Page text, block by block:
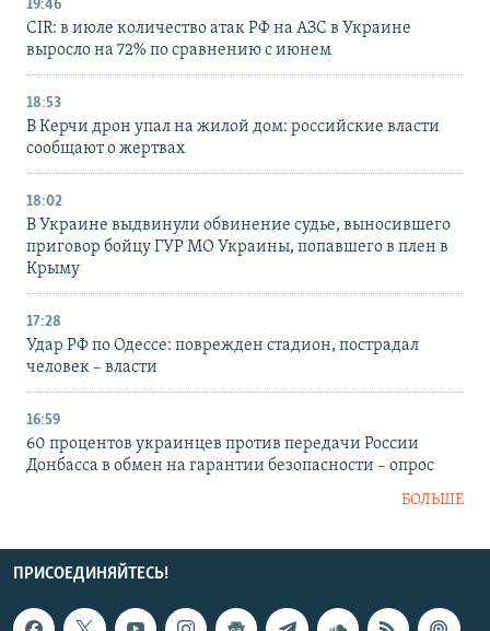
19:46
CIR: в июле количество атак РФ на АЗС в Украине
выросло на 72% по сравнению с июнем
18:53
В Керчи дрон упал на жилой дом: российские власти
сообщают о жертвах
18:02
В Украине выдвинули обвинение судье, выносившего
приговор бойцу ГУР МО Украины, попавшего в плен в
Крыму
17:28
Удар РФ по Одессе: поврежден стадион, пострадал
человек – власти
16:59
60 процентов украинцев против передачи России
Донбасса в обмен на гарантии безопасности – опрос
БОЛЬШЕ
ПРИСОЕДИНЯЙТЕСЬ!